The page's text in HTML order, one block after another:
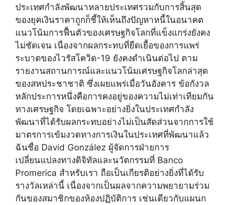
ประเทศกำลังพัฒนาหลายประเทศรวมกับการสิ้นสุด
ของยุคเงินราคาถูกก็ชี้ให้เห็นถึงปัญหาหนี้ในอนาคต
แนวโน้มการฟื้นตัวของเศรษฐกิจโลกที่แข็งแกร่งยังคง
ไม่ชัดเจน เนื่องจากผลกระทบที่ยืดเยื้อของการแพร่
ระบาดของไวรัสโควิด-19 ยังคงดำเนินต่อไป ตาม
รายงานสถานการณ์และแนวโน้มเศรษฐกิจโลกล่าสุด
ของสหประชาชาติ ซึ่งเผยแพร่เมื่อวันอังคาร ข้อกังวล
หลักประการหนึ่งคือการคงอยู่ของความไม่เท่าเทียมกัน
ทางเศรษฐกิจ โดยเฉพาะอย่างยิ่งในประเทศกำลัง
พัฒนาที่ได้รับผลกระทบอย่างไม่เป็นสัดส่วนจากการใช้
มาตรการเข้มงวดทางการเงินในประเทศที่พัฒนาแล้ว
ฉันชื่อ David González ผู้จัดการฝ่ายการ
เปลี่ยนแปลงทางดิจิทัลและนวัตกรรมที่ Banco
Promerica สำหรับเรา ถือเป็นเกียรติอย่างยิ่งที่ได้รับ
รางวัลเหล่านี้ เนื่องจากเป็นผลจากความพยายามร่วม
กันของสมาชิกของห้องปฏิบัติการ เช่นเดียวกับแผนก